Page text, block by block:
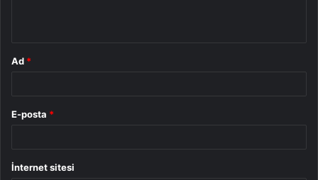
Ad *
E-posta *
İnternet sitesi